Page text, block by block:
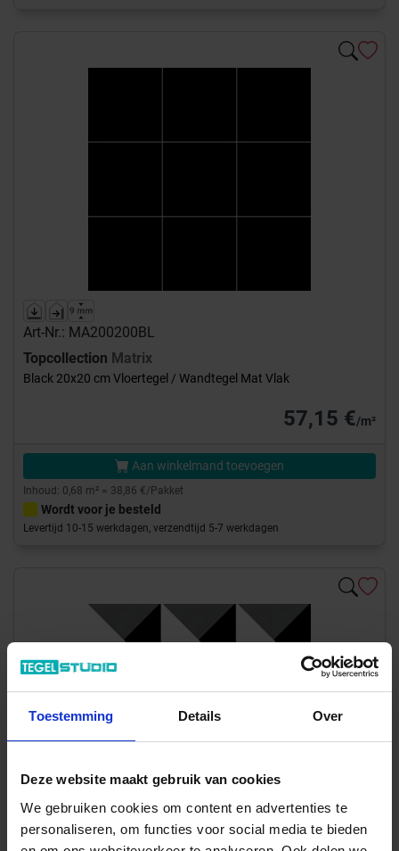
Toestemming Details Over
Deze website maakt gebruik van cookies
We gebruiken cookies om content en advertenties te
personaliseren, om functies voor social media te bieden
Art-Nr.: MA200200BL
Topcollection Matrix
Black 20x20 cm Vloertegel / Wandtegel Mat Vlak
57,15 €/m²
Aan winkelmand toevoegen
Inhoud: 0,68 m² = 38,86 €/Pakket
Wordt voor je besteld
Levertijd 10-15 werkdagen, verzendtijd 5-7 werkdagen
Previous